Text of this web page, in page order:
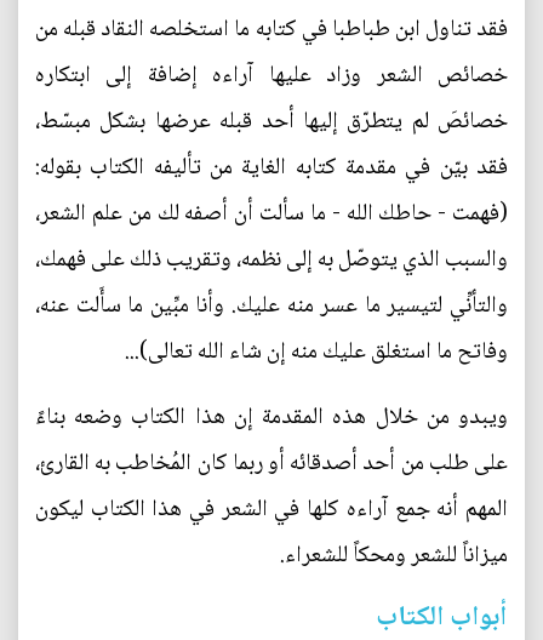
فقد تناول ابن طباطبا في كتابه ما استخلصه النقاد قبله من
خصائص الشعر وزاد عليها آراءه إضافة إلى ابتكاره
خصائصَ لم يتطرّق إليها أحد قبله عرضها بشكل مبسّط،
فقد بيّن في مقدمة كتابه الغاية من تأليفه الكتاب بقوله:
(فهمت - حاطك الله - ما سألت أن أصفه لك من علم الشعر،
والسبب الذي يتوصّل به إلى نظمه، وتقريب ذلك على فهمك،
والتأنِّي لتيسير ما عسر منه عليك. وأنا مبِّين ما سأَلت عنه،
وفاتح ما استغلق عليك منه إن شاء الله تعالى)...
ويبدو من خلال هذه المقدمة إن هذا الكتاب وضعه بناءً
على طلب من أحد أصدقائه أو ربما كان المُخاطب به القارئ،
المهم أنه جمع آراءه كلها في الشعر في هذا الكتاب ليكون
ميزاناً للشعر ومحكاً للشعراء.
أبواب الكتاب